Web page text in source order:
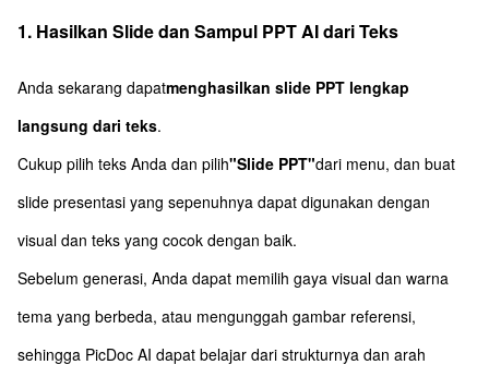
1. Hasilkan Slide dan Sampul PPT AI dari Teks
Anda sekarang dapatmenghasilkan slide PPT lengkap
langsung dari teks.
Cukup pilih teks Anda dan pilih"Slide PPT"dari menu, dan buat
slide presentasi yang sepenuhnya dapat digunakan dengan
visual dan teks yang cocok dengan baik.
Sebelum generasi, Anda dapat memilih gaya visual dan warna
tema yang berbeda, atau mengunggah gambar referensi,
sehingga PicDoc AI dapat belajar dari strukturnya dan arah